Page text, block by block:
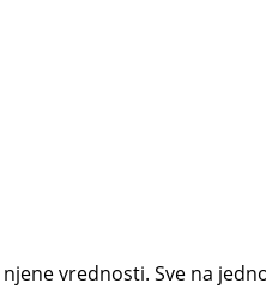
vrednosti. Sve na